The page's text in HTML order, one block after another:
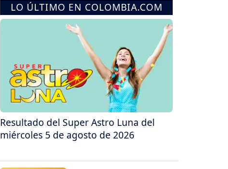
LO ÚLTIMO EN COLOMBIA.COM
Resultado del Super Astro Luna del
miércoles 5 de agosto de 2026